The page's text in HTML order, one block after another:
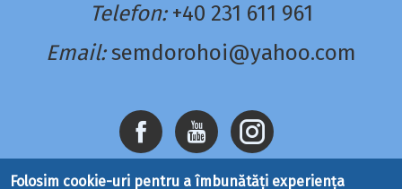
Telefon: +40 231 611 961
Email: semdorohoi@yahoo.com
Folosim cookie-uri pentru a îmbunătăți experiența